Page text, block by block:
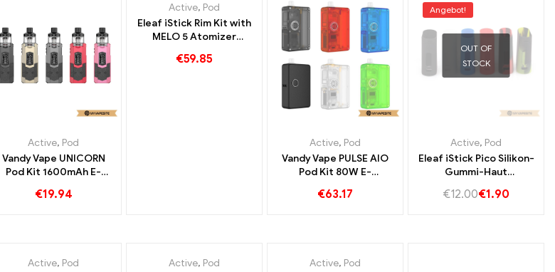
Active, Pod
Vandy Vape UNICORN
Pod Kit 1600mAh E-
Custom
€19.94
Active, Pod
Eleaf iStick Rim Kit with
MELO 5 Atomizer
Zigaretten Großhandel丨
€59.85
Active, Pod
Vandy Vape PULSE AIO
Pod Kit 80W E-
Custom
€63.17
Angebot!
OUT OF
STOCK
Active, Pod
Eleaf iStick Pico Silikon-
Gummi-Haut
Zigaretten Großhandel丨
€12.00€1.90
Active, Pod
Active, Pod
Active, Pod